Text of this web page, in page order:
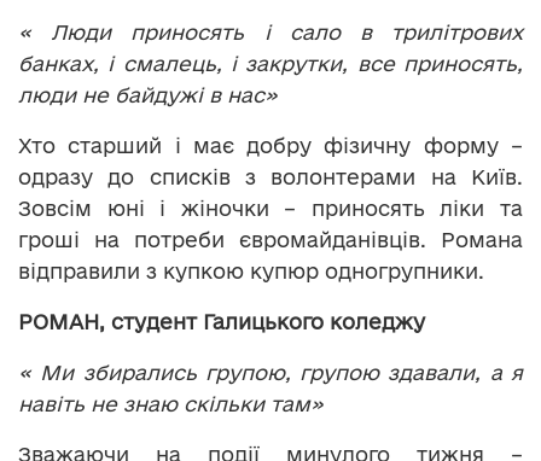
« Люди приносять і сало в трилітрових
банках, і смалець, і закрутки, все приносять,
люди не байдужі в нас»
Хто старший і має добру фізичну форму –
одразу до списків з волонтерами на Київ.
Зовсім юні і жіночки – приносять ліки та
гроші на потреби євромайданівців. Романа
відправили з купкою купюр одногрупники.
РОМАН, студент Галицького коледжу
« Ми збирались групою, групою здавали, а я
навіть не знаю скільки там»
Зважаючи на події минулого тижня –